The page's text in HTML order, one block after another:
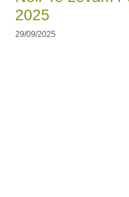
2025
29/09/2025